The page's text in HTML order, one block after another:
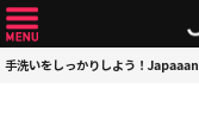
手洗いをしっかりしよう！Japaaan